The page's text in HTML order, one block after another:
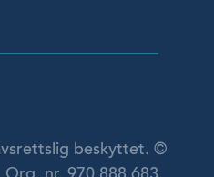
beskyttet. ©